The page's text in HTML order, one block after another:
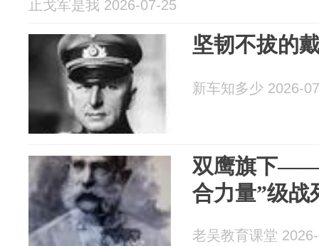
止戈军是我 2026-07-25
坚韧不拔的
新车知多少 2026-
双鹰旗下——
合力量”级战
老吴教育课堂